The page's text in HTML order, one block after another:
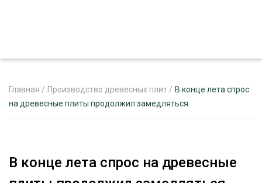
РЕКЛАМОДАТЕЛЯМ
Главная / Производство древесных плит / В конце лета спрос
на древесные плиты продолжил замедляться
В конце лета спрос на древесные